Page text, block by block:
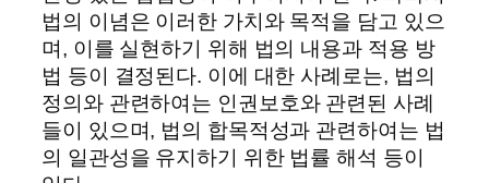
법의 이념은 이러한 가치와 목적을 담고 있으
며, 이를 실현하기 위해 법의 내용과 적용 방
법 등이 결정된다. 이에 대한 사례로는, 법의
정의와 관련하여는 인권보호와 관련된 사례
들이 있으며, 법의 합목적성과 관련하여는 법
의 일관성을 유지하기 위한 법률 해석 등이